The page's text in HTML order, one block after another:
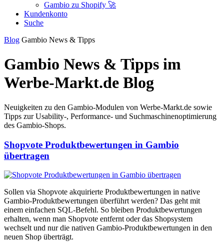
Gambio zu Shopify 🚀
Kundenkonto
Suche
Blog Gambio News & Tipps
Gambio News & Tipps im
Werbe-Markt.de Blog
Neuigkeiten zu den Gambio-Modulen von Werbe-Markt.de sowie
Tipps zur Usability-, Performance- und Suchmaschinenoptimierung
des Gambio-Shops.
Shopvote Produktbewertungen in Gambio
übertragen
Sollen via Shopvote akquirierte Produktbewertungen in native
Gambio-Produktbewertungen überführt werden? Das geht mit
einem einfachen SQL-Befehl. So bleiben Produktbewertungen
erhalten, wenn man Shopvote entfernt oder das Shopsystem
wechselt und nur die nativen Gambio-Produktbewertungen in den
neuen Shop überträgt.